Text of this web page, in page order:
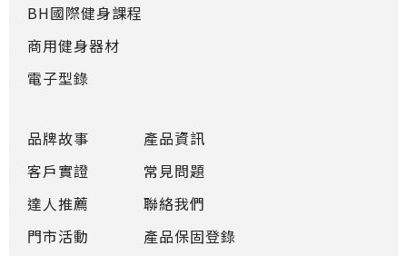
品牌故事
客戶實證
達人推薦
門市活動
產品資訊
常見問題
聯絡我們
產品保固登錄
BH國際健身課程
商用健身器材
電子型錄